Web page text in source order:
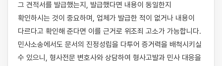
그 견적서를 발급했는지, 발급했다면 내용이 동일한지
확인하시는 것이 중요하며, 업체가 발급한 적이 없거나 내용이
다르다고 확인해 준다면 이를 근거로 위조죄 고소가 가능합니다.
민사소송에서도 문서의 진정성립을 다투어 증거력을 배척시키실
수 있으니, 형사전문 변호사와 상담하여 형사고발과 민사 대응을